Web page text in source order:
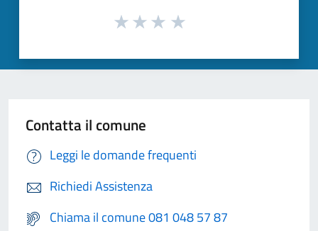
Contatta il comune
Leggi le domande frequenti
Richiedi Assistenza
Chiama il comune 081 048 57 87